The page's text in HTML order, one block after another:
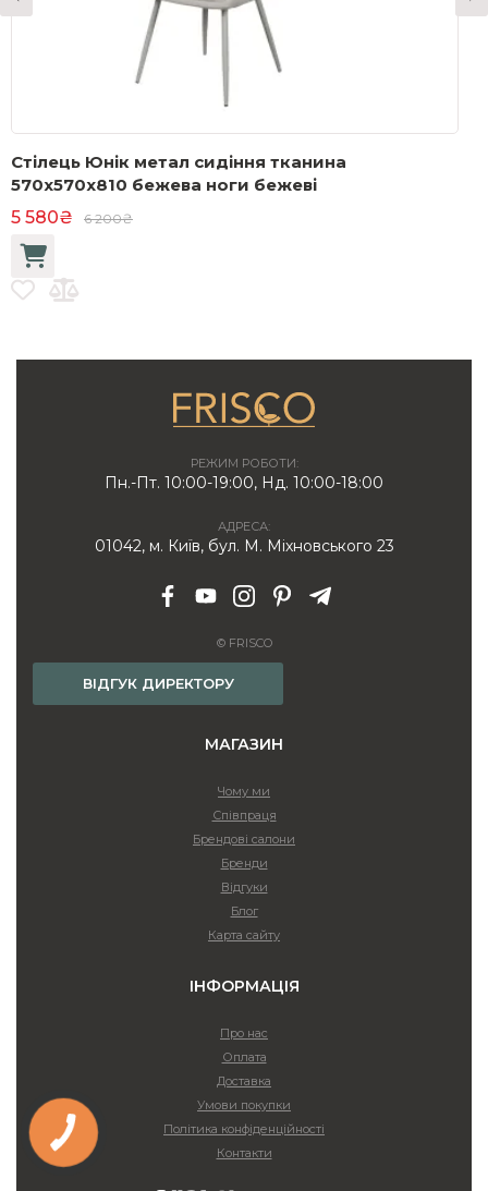
Стілець Юнік метал сидіння тканина
570x570x810 бежева ноги бежеві
5 580₴
6 200₴
РЕЖИМ РОБОТИ:
Пн.-Пт. 10:00-19:00, Нд. 10:00-18:00
АДРЕСА:
01042, м. Київ, бул. М. Міхновського 23
© FRISCO
ВІДГУК ДИРЕКТОРУ
МАГАЗИН
Чому ми
Співпраця
Брендові салони
Бренди
Відгуки
Блог
Карта сайту
ІНФОРМАЦІЯ
Про нас
Оплата
Доставка
Умови покупки
Політика конфіденційності
Контакти